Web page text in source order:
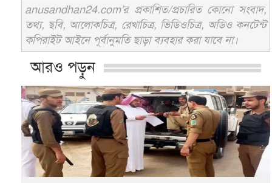
anusandhan24.com'র প্রকাশিত/প্রচারিত কোনো সংবাদ,
তথ্য, ছবি, আলোকচিত্র, রেখাচিত্র, ভিডিওচিত্র, অডিও কনটেন্ট
কপিরাইট আইনে পূর্বানুমতি ছাড়া ব্যবহার করা যাবে না।
আরও পড়ুন